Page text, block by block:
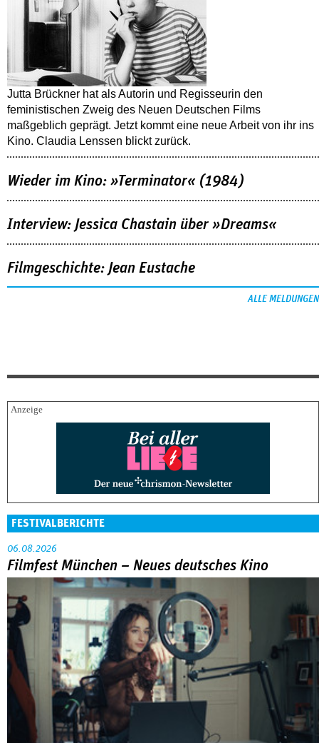
Jutta Brückner hat als Autorin und Regisseurin den
feministischen Zweig des Neuen Deutschen Films
maßgeblich geprägt. Jetzt kommt eine neue Arbeit von ihr ins
Kino. Claudia Lenssen blickt zurück.
Wieder im Kino: »Terminator« (1984)
Interview: Jessica Chastain über »Dreams«
Filmgeschichte: Jean Eustache
ALLE MELDUNGEN
FESTIVALBERICHTE
06.08.2026
Filmfest München – Neues deutsches Kino